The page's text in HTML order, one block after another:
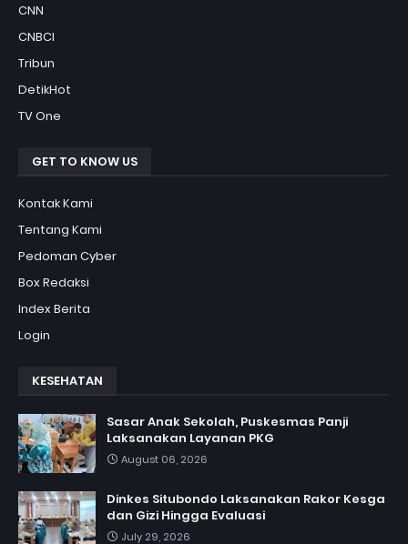
CNN
CNBCI
Tribun
DetikHot
TV One
GET TO KNOW US
Kontak Kami
Tentang Kami
Pedoman Cyber
Box Redaksi
Index Berita
Login
KESEHATAN
Sasar Anak Sekolah, Puskesmas Panji
Laksanakan Layanan PKG
August 06, 2026
Dinkes Situbondo Laksanakan Rakor Kesga
dan Gizi Hingga Evaluasi
July 29, 2026